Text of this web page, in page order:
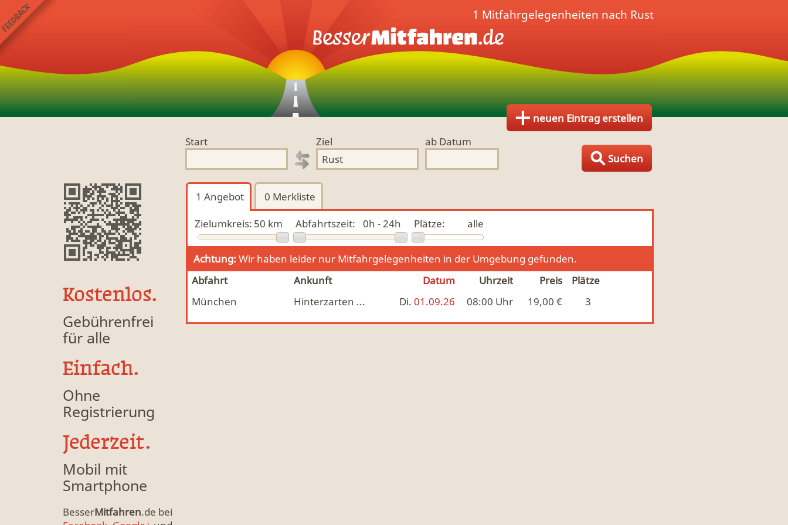
neuen Eintrag erstellen
Start
Ziel
ab Datum
Suchen
Kostenlos.
Gebührenfrei
für alle
Einfach.
Ohne
Registrierung
Jederzeit.
Mobil mit
Smartphone
BesserMitfahren.de bei
1 Mitfahrgelegenheiten nach Rust
1 Angebot 0 Merkliste
Zielumkreis: 50 km Abfahrtszeit: 0h - 24h Plätze: alle
Achtung: Wir haben leider nur Mitfahrgelegenheiten in der Umgebung gefunden.
Abfahrt
Ankunft Datum Uhrzeit Preis
Plätze
München
Hinterzarten ... Di. 01.09.26 08:00 Uhr 19,00 € 3
Mitfahrgelegenheit & Fahrgemeinschaft
MFG